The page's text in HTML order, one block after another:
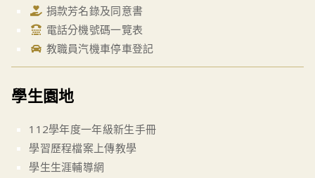
捐款芳名錄及同意書
電話分機號碼一覽表
教職員汽機車停車登記
學生園地
112學年度一年級新生手冊
學習歷程檔案上傳教學
學生生涯輔導網